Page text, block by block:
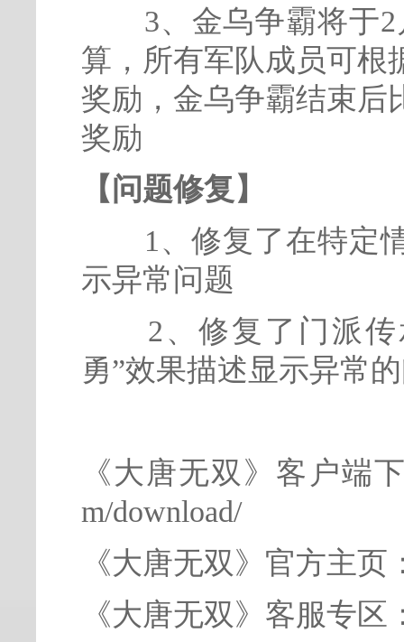
3、金乌争霸将于2
算，所有军队成员可根
奖励，金乌争霸结束后
奖励
【问题修复】
1、修复了在特定情
示异常问题
2、修复了门派传
勇”效果描述显示异常
《大唐无双》客户端
m/download/
《大唐无双》官方主页
《大唐无双》客服专区